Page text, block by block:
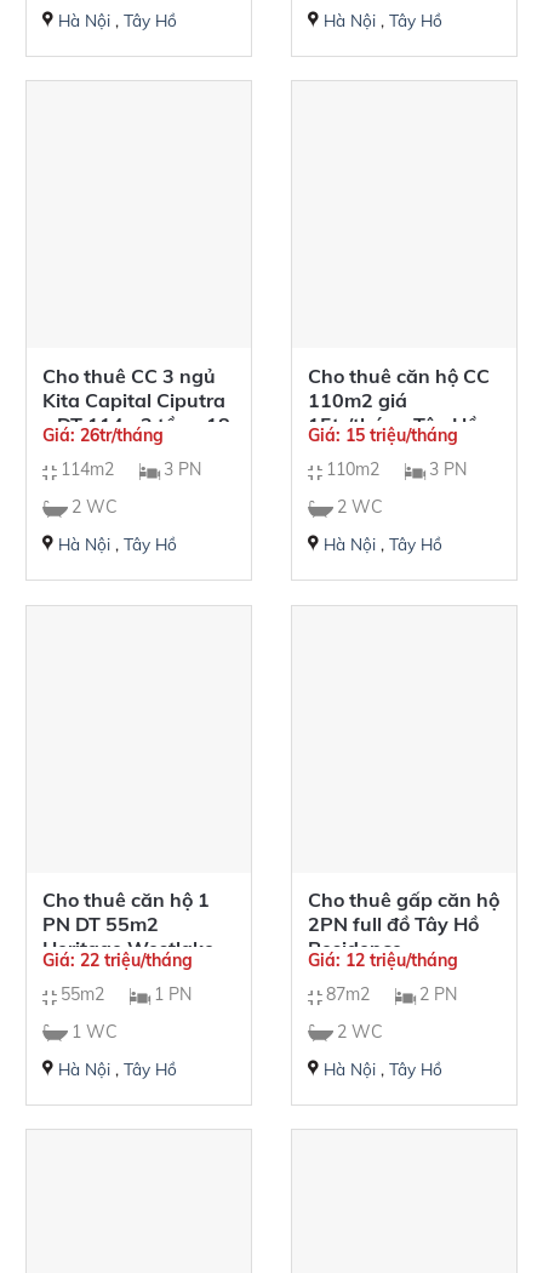
Hà Nội ,Tây Hồ Hà Nội ,Tây Hồ
Cho thuê CC 3 ngủ
Kita Capital Ciputra
– DT 114m2 tầng 18
Giá: 26tr/tháng
114m2
3 PN
2 WC
Hà Nội ,Tây Hồ
Cho thuê căn hộ CC
110m2 giá
15tr/tháng Tây Hồ
Residence
Giá: 15 triệu/tháng
110m2
3 PN
2 WC
Hà Nội ,Tây Hồ
Cho thuê căn hộ 1
PN DT 55m2
Heritage Westlake
Tây Hồ
Giá: 22 triệu/tháng
55m2
1 PN
1 WC
Hà Nội ,Tây Hồ
Cho thuê gấp căn hộ
2PN full đồ Tây Hồ
Residence
Giá: 12 triệu/tháng
87m2
2 PN
2 WC
Hà Nội ,Tây Hồ